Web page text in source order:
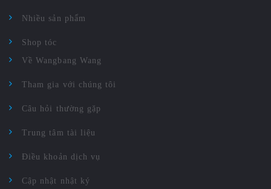
Nhiều sản phẩm
Shop tóc
Về Wangbang Wang
Tham gia với chúng tôi
Câu hỏi thường gặp
Trung tâm tài liệu
Điều khoản dịch vụ
Cập nhật nhật ký